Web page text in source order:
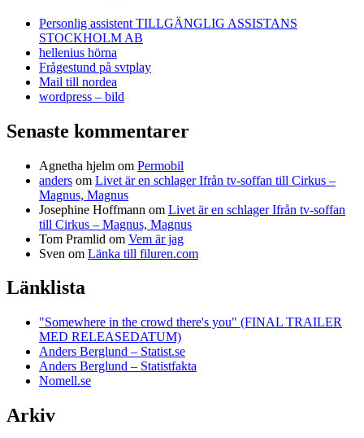
Personlig assistent TILLGÄNGLIG ASSISTANS
STOCKHOLM AB
hellenius hörna
Frågestund på svtplay
Mail till nordea
wordpress – bild
Senaste kommentarer
Agnetha hjelm om Permobil
anders om Livet är en schlager Ifrån tv-soffan till Cirkus –
Magnus, Magnus
Josephine Hoffmann om Livet är en schlager Ifrån tv-soffan
till Cirkus – Magnus, Magnus
Tom Pramlid om Vem är jag
Sven om Länka till filuren.com
Länklista
"Somewhere in the crowd there's you" (FINAL TRAILER
MED RELEASEDATUM)
Anders Berglund – Statist.se
Anders Berglund – Statistfakta
Nomell.se
Arkiv